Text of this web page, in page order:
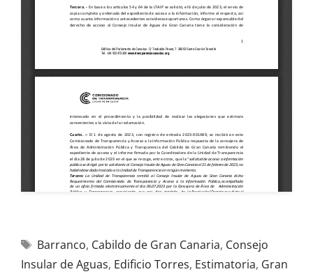
Barranco, Cabildo de Gran Canaria, Consejo
Insular de Aguas, Edificio Torres, Estimatoria, Gran